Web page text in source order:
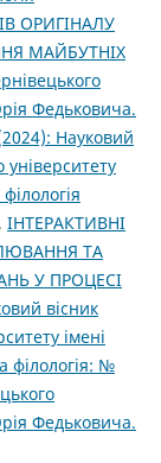
ОРИГІНАЛУ
МАЙБУТНІХ
Федьковича.
Науковий
університету
ІНТЕРАКТИВНІ
ТА
У ПРОЦЕСІ
вісник
імені
філологія: №
Федьковича.